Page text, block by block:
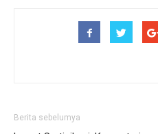
Berita sebelumya